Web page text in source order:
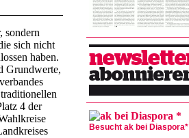
Besucht ak bei Diaspora*
sondern
sich nicht
haben.
Grundwerte,
4 der